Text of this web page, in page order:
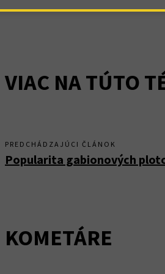
VIAC NA TÚTO
PREDCHÁDZAJÚCI ČLÁNOK
Popularita gabionových
KOMETÁRE